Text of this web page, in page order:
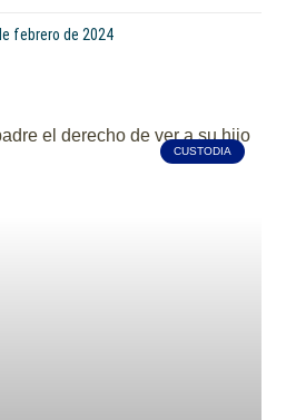
febrero de 2024
CUSTODIA